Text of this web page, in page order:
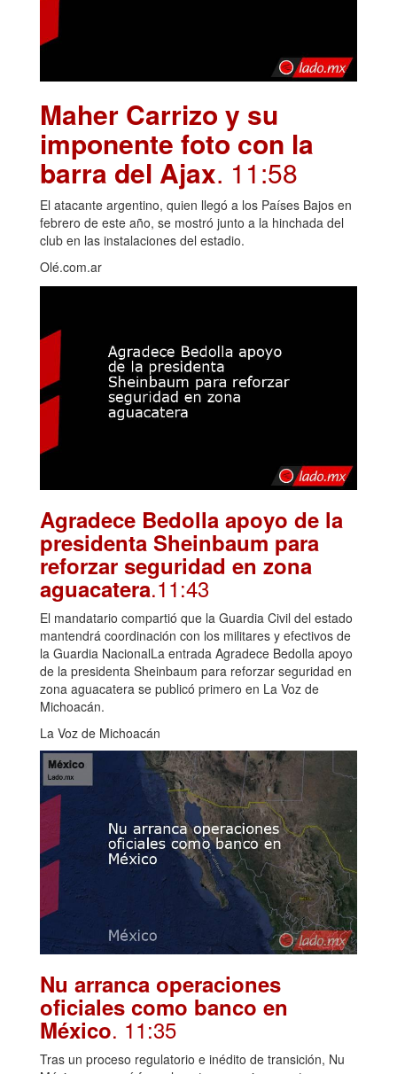
Maher Carrizo y su
imponente foto con la
barra del Ajax. 11:58
El atacante argentino, quien llegó a los Países Bajos en
febrero de este año, se mostró junto a la hinchada del
club en las instalaciones del estadio.
Olé.com.ar
Agradece Bedolla apoyo de la
presidenta Sheinbaum para
reforzar seguridad en zona
aguacatera.11:43
El mandatario compartió que la Guardia Civil del estado
mantendrá coordinación con los militares y efectivos de
la Guardia NacionalLa entrada Agradece Bedolla apoyo
de la presidenta Sheinbaum para reforzar seguridad en
zona aguacatera se publicó primero en La Voz de
Michoacán.
La Voz de Michoacán
Nu arranca operaciones
oficiales como banco en
México. 11:35
Tras un proceso regulatorio e inédito de transición, Nu